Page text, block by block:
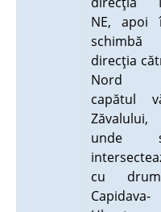
NE, apoi
schimbă
direcţia
Nord
capătul
Zăvalului,
unde
cu
Capidava-